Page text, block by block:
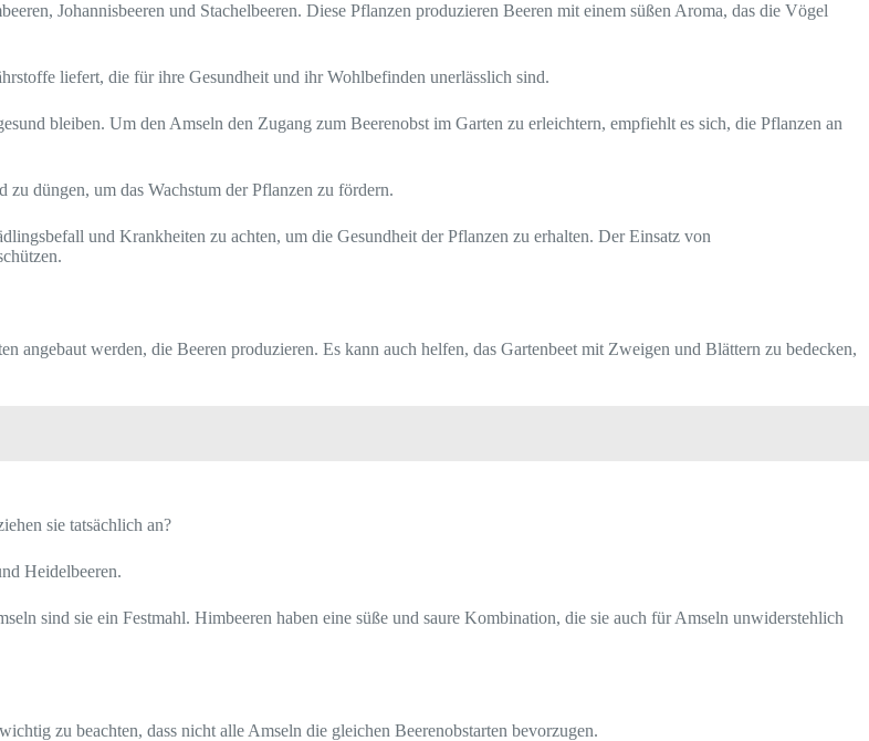
Johannisbeeren und Stachelbeeren. Diese Pflanzen produzieren Beeren mit einem süßen Aroma, das die Vögel
liefert, die für ihre Gesundheit und ihr Wohlbefinden unerlässlich sind.
bleiben. Um den Amseln den Zugang zum Beerenobst im Garten zu erleichtern, empfiehlt es sich, die Pflanzen an
zu düngen, um das Wachstum der Pflanzen zu fördern.
und Krankheiten zu achten, um die Gesundheit der Pflanzen zu erhalten. Der Einsatz von
angebaut werden, die Beeren produzieren. Es kann auch helfen, das Gartenbeet mit Zweigen und Blättern zu bedecken,
sie tatsächlich an?
Heidelbeeren.
sind sie ein Festmahl. Himbeeren haben eine süße und saure Kombination, die sie auch für Amseln unwiderstehlich
zu beachten, dass nicht alle Amseln die gleichen Beerenobstarten bevorzugen.